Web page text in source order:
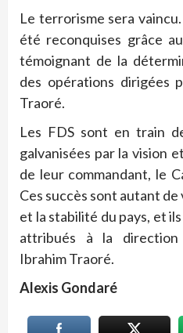
Le terrorisme sera
été reconquises grâce
témoignant de la
des opérations dirigées
Traoré.
Les FDS sont en train
galvanisées par la vision
de leur commandant, le
Ces succès sont autant
et la stabilité du pays, et
attribués à la direction
Ibrahim Traoré.
Alexis Gondaré